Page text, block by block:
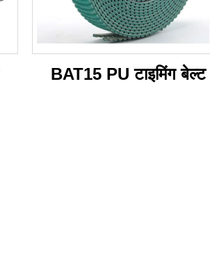
BAT15 PU टाइमिंग बेल्ट